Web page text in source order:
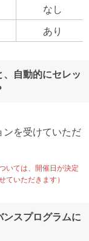
なし
あり
自動的にセレッ
を受けていただ
いては、開催日が決定
ていただきます）
スプログラムに